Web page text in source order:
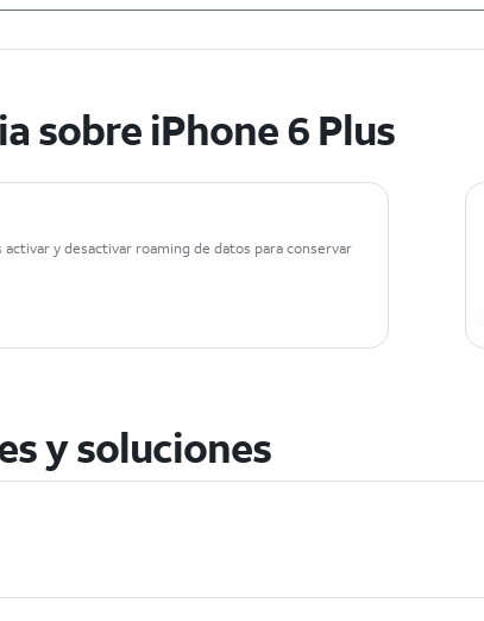
sobre iPhone 6 Plus
y desactivar roaming de datos para conservar
y soluciones